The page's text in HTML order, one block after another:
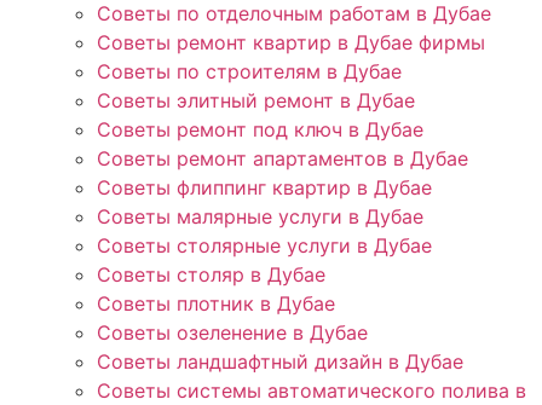
Советы по отделочным работам в Дубае
Советы ремонт квартир в Дубае фирмы
Советы по строителям в Дубае
Советы элитный ремонт в Дубае
Советы ремонт под ключ в Дубае
Советы ремонт апартаментов в Дубае
Советы флиппинг квартир в Дубае
Советы малярные услуги в Дубае
Советы столярные услуги в Дубае
Советы столяр в Дубае
Советы плотник в Дубае
Советы озеленение в Дубае
Советы ландшафтный дизайн в Дубае
Советы системы автоматического полива в